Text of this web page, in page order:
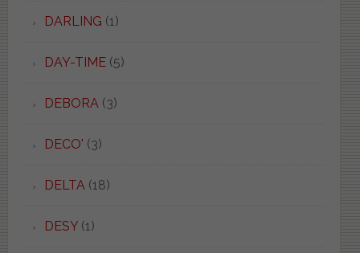
DARLING (1)
DAY-TIME(5)
DEBORA (3)
DECO' (3)
DELTA (18)
DESY(1)